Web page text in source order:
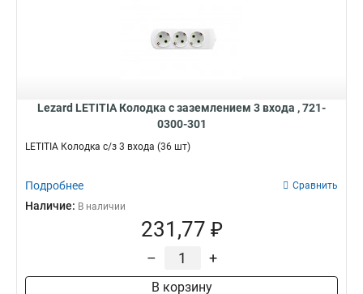
Lezard LETITIA Колодка с заземлением 3 входа , 721-
0300-301
LETITIA Колодка с/з 3 входа (36 шт)
Подробнее Сравнить
Наличие: В наличии
231,77 ₽
– +
В корзину